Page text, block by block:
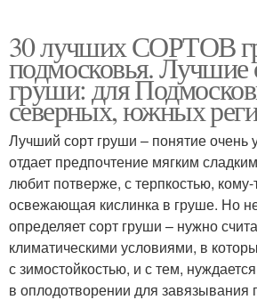
30 лучших СОРТОВ
подмосковья. Лучшие
груши: для
северных, южных
Лучший сорт груши – понятие очень
отдает предпочтение мягким
любит потверже, с терпкостью, кому-
освежающая кислинка в груше. Но
определяет сорт груши – нужно
климатическими условиями, в
с зимостойкостью, и с тем,
в оплодотворении для завязывания